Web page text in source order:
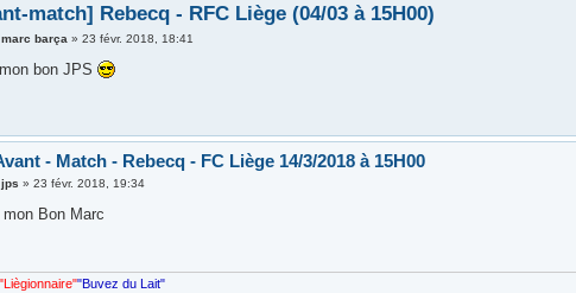
match] Rebecq - RFC Liège (04/03 à 15H00)
marc barça »23 févr. 2018, 18:41
bon JPS
- Match - Rebecq - FC Liège 14/3/2018 à 15H00
jps »23 févr. 2018, 19:34
Bon Marc
"Buvez du Lait"